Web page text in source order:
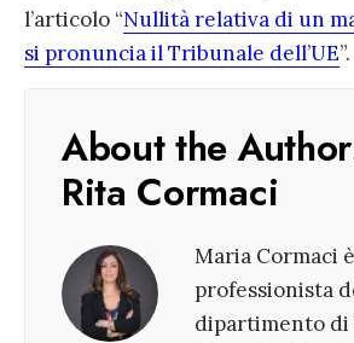
l’articolo “Nullità relativa di un
si pronuncia il Tribunale dell’UE”.
About the
Rita Cormaci
Maria Cormaci
professionista
dipartimento